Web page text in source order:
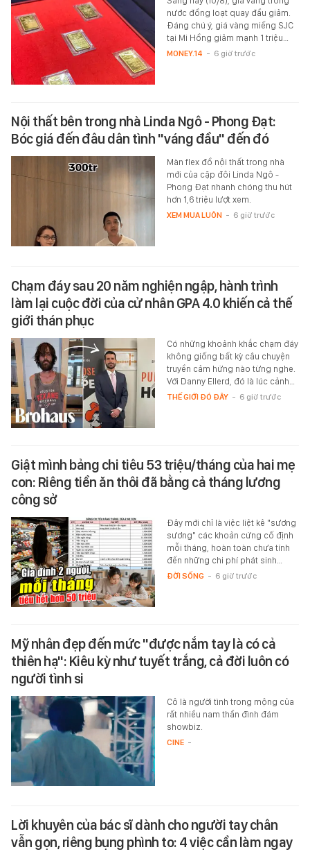
nước đồng loạt quay đầu giảm.
Đáng chú ý, giá vàng miếng SJC
tại Mi Hồng giảm mạnh 1 triệu…
MONEY.14 - 6 giờ trước
Nội thất bên trong nhà Linda Ngô - Phong Đạt:
Bóc giá đến đâu dân tình "váng đầu" đến đó
Màn flex đồ nội thất trong nhà
mới của cặp đôi Linda Ngô -
Phong Đạt nhanh chóng thu hút
hơn 1,6 triệu lượt xem.
XEM MUA LUÔN - 6 giờ trước
Chạm đáy sau 20 năm nghiện ngập, hành trình
làm lại cuộc đời của cử nhân GPA 4.0 khiến cả thế
giới thán phục
Có những khoảnh khắc chạm đáy
không giống bất kỳ câu chuyện
truyền cảm hứng nào từng nghe.
Với Danny Ellerd, đó là lúc cảnh…
THẾ GIỚI ĐÓ ĐÂY - 6 giờ trước
Giật mình bảng chi tiêu 53 triệu/tháng của hai mẹ
con: Riêng tiền ăn thôi đã bằng cả tháng lương
công sở
Đây mới chỉ là việc liệt kê "sương
sương" các khoản cứng cố định
mỗi tháng, hoàn toàn chưa tính
đến những chi phí phát sinh…
ĐỜI SỐNG - 6 giờ trước
Mỹ nhân đẹp đến mức "được nắm tay là có cả
thiên hạ": Kiêu kỳ như tuyết trắng, cả đời luôn có
người tình si
Cô là người tình trong mộng của
rất nhiều nam thần đình đám
showbiz.
CINE -
Lời khuyên của bác sĩ dành cho người tay chân
vẫn gọn, riêng bụng phình to: 4 việc cần làm ngay